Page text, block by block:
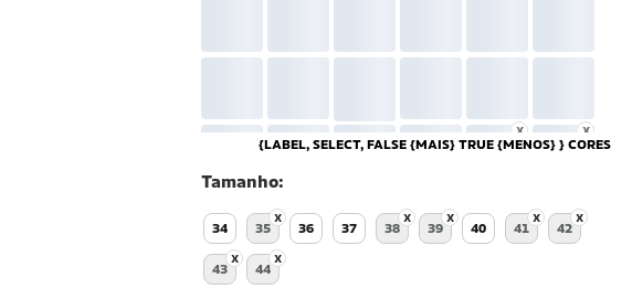
{LABEL, SELECT, FALSE {MAIS} TRUE {MENOS} } CORES
Tamanho
34 35 36 37 38 39 40 41 42
43 44